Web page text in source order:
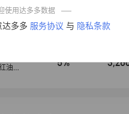
使用达多多数据
多多 服务协议 与 隐私条款
食劲
】力
浴露
12% 3,530
油麻
5%